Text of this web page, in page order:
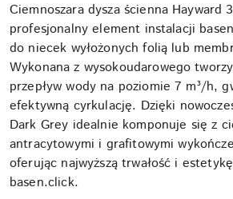
Ciemnoszara dysza ścienna Hayward
profesjonalny element instalacji
do niecek wyłożonych folią lub
Wykonana z wysokoudarowego
przepływ wody na poziomie 7 m³/h,
efektywną cyrkulację. Dzięki
Dark Grey idealnie komponuje się z
antracytowymi i grafitowymi
oferując najwyższą trwałość i
basen.click.